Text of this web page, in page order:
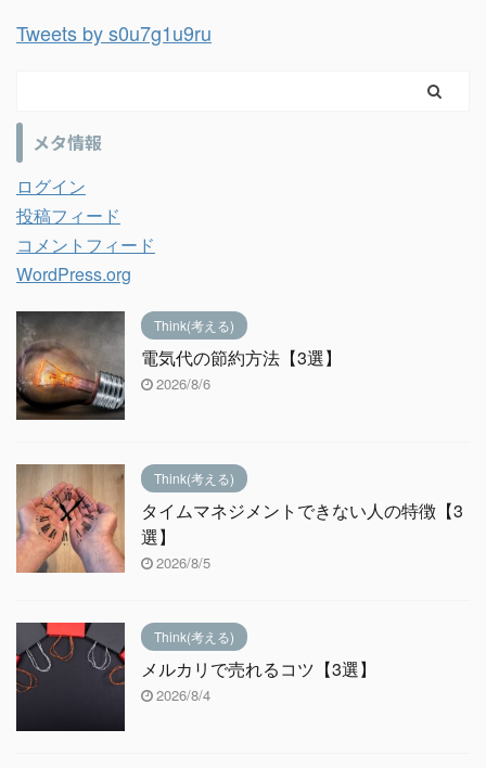
Tweets by s0u7g1u9ru
メタ情報
ログイン
投稿フィード
コメントフィード
WordPress.org
Think(考える)
電気代の節約方法【3選】
2026/8/6
Think(考える)
タイムマネジメントできない人の特徴【3
選】
2026/8/5
Think(考える)
メルカリで売れるコツ【3選】
2026/8/4